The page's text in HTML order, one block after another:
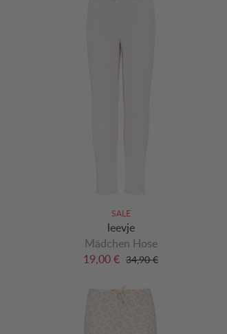
SALE
leevje
Mädchen Hose
19,00 € 34,90 €